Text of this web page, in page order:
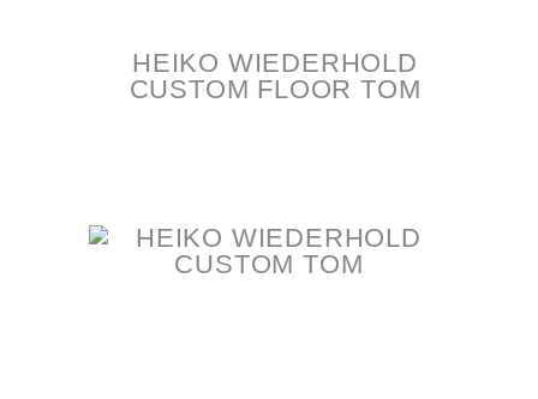
HEIKO WIEDERHOLD
CUSTOM FLOOR TOM